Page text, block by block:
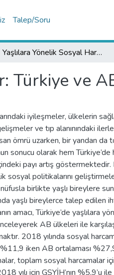
Talep/Soru
Yaşlılara Yönelik Sosyal Harcamalar: Türkiye ve AB Karşılaştırması
ve
iyileşmeler, ülkelerin
ve tıp alanınındaki
ömrü uzarken, bir yandan da
sonucu olarak hem Türkiye’de
payı artış göstermektedir.
sosyal politikalarını
nüfusla birlikte yaşlı bireylere
yaşlı bireylerce talep edilen
amacı, Türkiye’de yaşlılara
AB ülkeleri ile
2018 yılında sosyal
%11,9 iken AB ortalaması
toplam sosyal harcamalar
yılı için GSYİH’nın %5,9’u ile